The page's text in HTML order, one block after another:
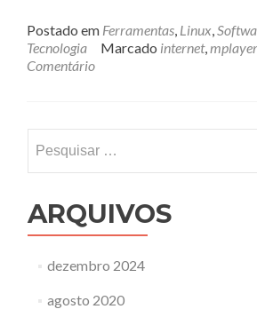
Postado em Ferramentas, Linux,
Tecnologia
Marcado internet,mplayer
Comentário
por:
ARQUIVOS
dezembro 2024
agosto 2020